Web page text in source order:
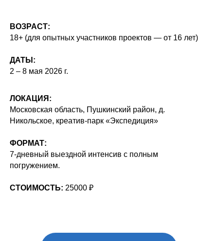
ВОЗРАСТ:
18+ (для опытных участников проектов — от 16 лет)
ДАТЫ:
2 – 8 мая 2026 г.
ЛОКАЦИЯ:
Московская область, Пушкинский район, д.
Никольское, креатив-парк «Экспедиция»
ФОРМАТ:
7-дневный выездной интенсив с полным
погружением.
СТОИМОСТЬ: 25000 ₽
Оставить заявку
ОПИСАНИЕ ПРОГРАММЫ